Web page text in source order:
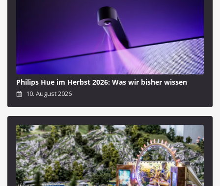
Philips Hue im Herbst 2026: Was wir bisher wissen
10. August 2026